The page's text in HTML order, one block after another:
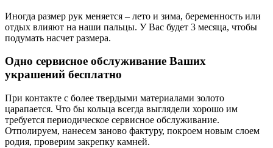
Иногда размер рук меняется – лето и зима, беременность или
отдых влияют на наши пальцы. У Вас будет 3 месяца, чтобы
подумать насчет размера.
Одно сервисное обслуживание Ваших
украшений бесплатно
При контакте с более твердыми материалами золото
царапается. Что бы кольца всегда выглядели хорошо им
требуется периодическое сервисное обслуживание.
Отполируем, нанесем заново фактуру, покроем новым слоем
родия, проверим закрепку камней.